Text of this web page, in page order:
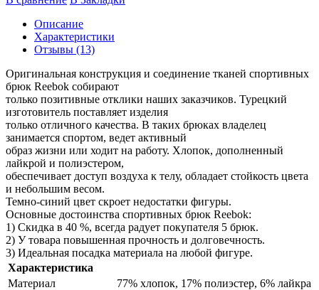
Описание
Характеристики
Отзывы (13)
Оригинальная конструкция и соединение тканей спортивных
брюк Reebok собирают
только позитивные отклики наших заказчиков. Турецкий
изготовитель поставляет изделия
только отличного качества. В таких брюках владелец
занимается спортом, ведет активный
образ жизни или ходит на работу. Хлопок, дополненный
лайкрой и полиэстером,
обеспечивает доступ воздуха к телу, обладает стойкость цвета
и небольшим весом.
Темно-синий цвет скроет недостатки фигуры.
Основные достоинства спортивных брюк Reebok:
1) Скидка в 40 %, всегда радует покупателя 5 брюк.
2) У товара повышенная прочность и долговечность.
3) Идеальная посадка материала на любой фигуре.
Характеристика
Материал
77% хлопок, 17% полиэстер, 6% лайкра